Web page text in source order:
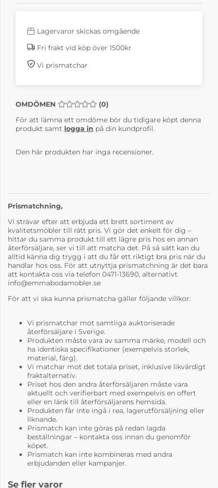
Bellevie Deep Blue
6-8 Veckor
Bellevie Frosted
Lemon
6-8 Veckor
Bellevie Honey
6-8 Veckor
Bellevie Ice Mint
6-8 Veckor
Lagervaror skickas omgående
Fri frakt vid köp över 1500kr
Vi prismatchar
OMDÖMEN MEDELBETYG 0 AV 5 ANTAL BETYG 0
(0)
För att lämna ett omdöme bör du tidigare köpt denna
produkt samt logga in på din kundprofil.
Den här produkten har inga recensioner.
Prismatchning,
Vi strävar efter att erbjuda ett brett sortiment av
kvalitetsmöbler till rätt pris. Vi gör det enkelt för dig –
hittar du samma produkt till ett lägre pris hos en annan
återförsäljare, ser vi till att matcha det. På så sätt kan du
alltid känna dig trygg i att du får ett riktigt bra pris när du
handlar hos oss. För att utnyttja prismatchning är det bara
att kontakta oss via telefon 0471-13690, alternativt
info@emmabodamobler.se
För att vi ska kunna prismatcha gäller följande villkor:
Vi prismatchar mot samtliga auktoriserade
återförsäljare i Sverige.
Produkten måste vara av samma märke, modell och
ha identiska specifikationer (exempelvis storlek,
material, färg).
Vi matchar mot det totala priset, inklusive likvärdigt
fraktalternativ.
Priset hos den andra återförsäljaren måste vara
aktuellt och verifierbart med exempelvis en offert
eller en länk till återförsäljarens hemsida.
Produkten får inte ingå i rea, lagerutförsäljning eller
liknande.
Prismatch kan inte göras på redan lagda
beställningar – kontakta oss innan du genomför
köpet.
Prismatch kan inte kombineras med andra
erbjudanden eller kampanjer.
Se fler varor